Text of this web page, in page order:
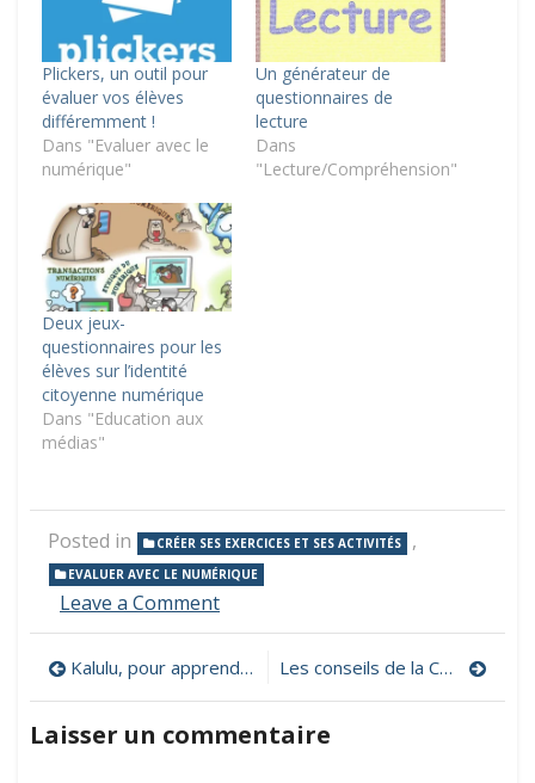
Plickers, un outil pour
évaluer vos élèves
différemment !
Dans "Evaluer avec le
numérique"
Un générateur de
questionnaires de
lecture
Dans
"Lecture/Compréhension"
Deux jeux-
questionnaires pour les
élèves sur l’identité
citoyenne numérique
Dans "Education aux
médias"
Posted in CRÉER SES EXERCICES ET SES ACTIVITÉS ,
EVALUER AVEC LE NUMÉRIQUE
Leave a Commenton
et
gérez
questionnaires
Navigation
de
l’article
Kalulu, pour apprendre à lire et à calculer Les conseils de la CNIL pour un bon mot de passe
Laisser un commentaire